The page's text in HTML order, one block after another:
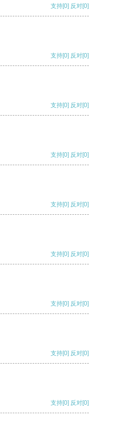
支持[0] 反对[0]
支持[0] 反对[0]
支持[0] 反对[0]
支持[0] 反对[0]
支持[0] 反对[0]
支持[0] 反对[0]
支持[0] 反对[0]
支持[0] 反对[0]
支持[0] 反对[0]